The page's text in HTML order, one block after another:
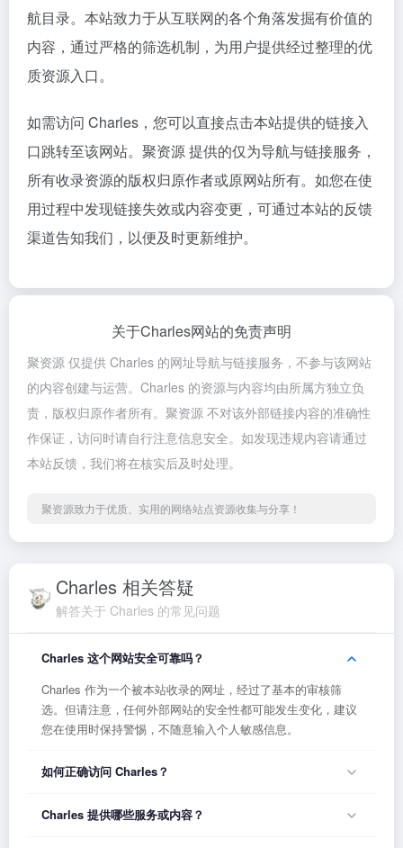
航目录。本站致力于从互联网的各个角落发掘有价值的
内容，通过严格的筛选机制，为用户提供经过整理的优
质资源入口。
如需访问 Charles，您可以直接点击本站提供的链接入
口跳转至该网站。聚资源 提供的仅为导航与链接服务，
所有收录资源的版权归原作者或原网站所有。如您在使
用过程中发现链接失效或内容变更，可通过本站的反馈
渠道告知我们，以便及时更新维护。
关于Charles网站的免责声明
聚资源 仅提供 Charles 的网址导航与链接服务，不参与该网站
的内容创建与运营。Charles 的资源与内容均由所属方独立负
责，版权归原作者所有。聚资源 不对该外部链接内容的准确性
作保证，访问时请自行注意信息安全。如发现违规内容请通过
本站反馈，我们将在核实后及时处理。
聚资源致力于优质、实用的网络站点资源收集与分享！
Charles 相关答疑
解答关于 Charles 的常见问题
Charles 这个网站安全可靠吗？
Charles 作为一个被本站收录的网址，经过了基本的审核筛
选。但请注意，任何外部网站的安全性都可能发生变化，建议
您在使用时保持警惕，不随意输入个人敏感信息。
如何正确访问 Charles？
或者在浏览器地址栏输入正确的网址。如果遇到无法访问的情
Charles 提供哪些服务或内容？